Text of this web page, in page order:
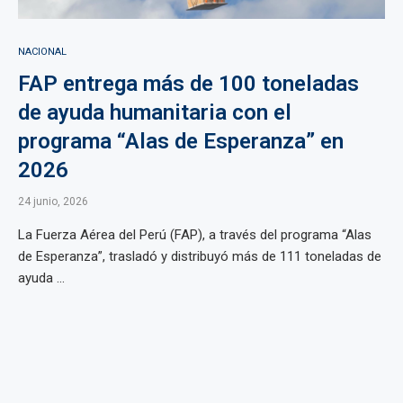
NACIONAL
FAP entrega más de 100 toneladas
de ayuda humanitaria con el
programa “Alas de Esperanza” en
2026
24 junio, 2026
La Fuerza Aérea del Perú (FAP), a través del programa “Alas
de Esperanza”, trasladó y distribuyó más de 111 toneladas de
ayuda ...